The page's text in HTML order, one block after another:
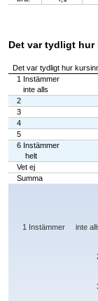
Det var tydligt hur
Det var tydligt hur
1 Instämmer
inte alls
2
3
4
5
6 Instämmer
helt
Vet ej
Summa
Chart
The chart has 1 X axis
The chart has 1 Y axis
1 Instämmer inte